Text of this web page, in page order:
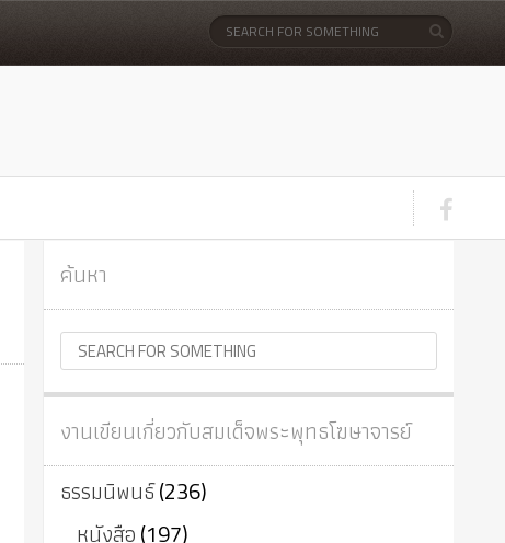
ค้นหา
งานเขียนเกี่ยวกับสมเด็จพระพุทธโฆษาจารย์
ธรรมนิพนธ์(236)
หนังสือ(197)